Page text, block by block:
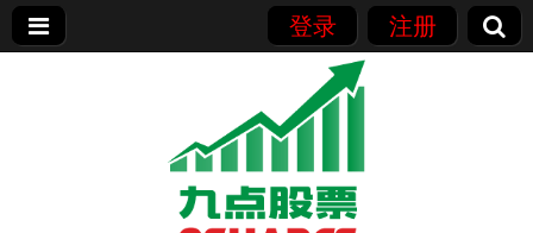
登录 注册